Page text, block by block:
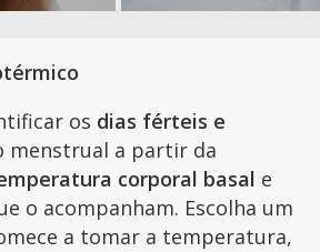
os dias férteis e
menstrual a partir da
corporal basal e
o acompanham. Escolha um
a tomar a temperatura,